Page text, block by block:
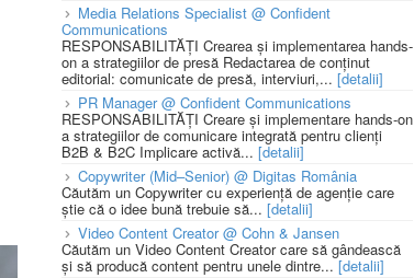
Media Relations Specialist @ Confident
Communications
RESPONSABILITĂȚI Crearea și implementarea hands-
on a strategiilor de presă Redactarea de conținut
editorial: comunicate de presă, interviuri,... [detalii]
PR Manager @ Confident Communications
RESPONSABILITĂȚI Creare și implementare hands-on
a strategiilor de comunicare integrată pentru clienți
B2B & B2C Implicare activă... [detalii]
Copywriter (Mid–Senior) @ Digitas România
Căutăm un Copywriter cu experiență de agenție care
știe că o idee bună trebuie să... [detalii]
Video Content Creator @ Cohn & Jansen
Căutăm un Video Content Creator care să gândească
și să producă content pentru unele dintre... [detalii]